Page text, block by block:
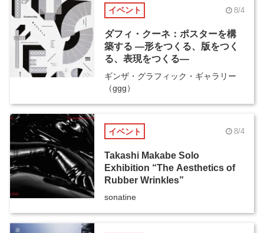
イベント 8/4
ダフィ・クーネ：ポスターを構
築する ―形をつくる、版をつく
る、表現をつくる―
ギンザ・グラフィック・ギャラリー
（ggg）
イベント 8/4
Takashi Makabe Solo
Exhibition “The Aesthetics of
Rubber Wrinkles”
sonatine